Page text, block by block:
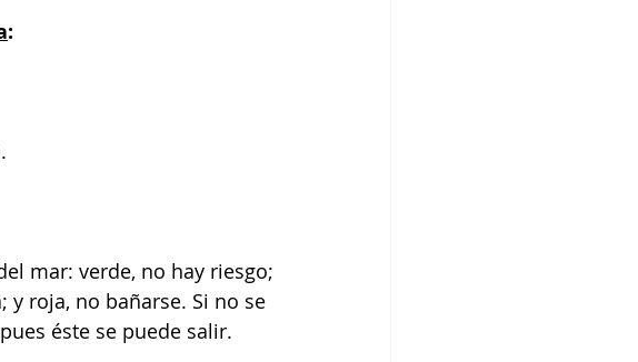
:
mar: verde, no hay riesgo;
roja, no bañarse. Si no se
éste se puede salir.